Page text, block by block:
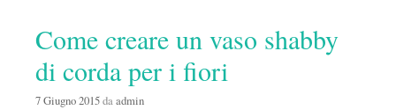
Come creare un vaso shabby
di corda per i fiori
7 Giugno 2015daadmin